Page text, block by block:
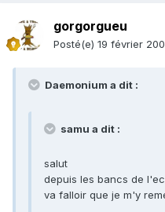
gorgorgueu
Posté(e) 19 février
Daemonium a dit :
samu a dit :
salut
depuis les bancs de
va falloir que je m'y